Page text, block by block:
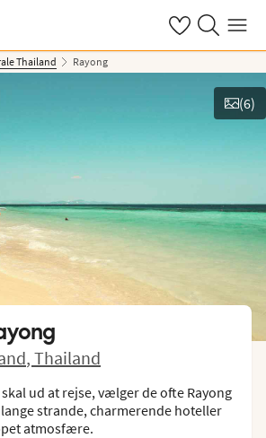
Se dine gemte
Søg påMenu
Thailand Rayong
(6)
, Thailand
ud at rejse, vælger de ofte Rayong
strande, charmerende hoteller
atmosfære.